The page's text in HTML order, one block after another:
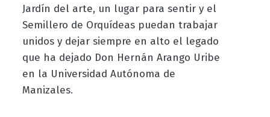
Jardín del arte, un lugar para sentir y el
Semillero de Orquídeas puedan trabajar
unidos y dejar siempre en alto el legado
que ha dejado Don Hernán Arango Uribe
en la Universidad Autónoma de
Manizales.